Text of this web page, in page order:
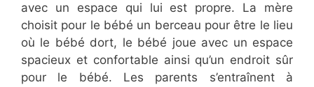
avec un espace qui lui est propre. La mère
choisit pour le bébé un berceau pour être le lieu
où le bébé dort, le bébé joue avec un espace
spacieux et confortable ainsi qu’un endroit sûr
pour le bébé. Les parents s’entraînent à